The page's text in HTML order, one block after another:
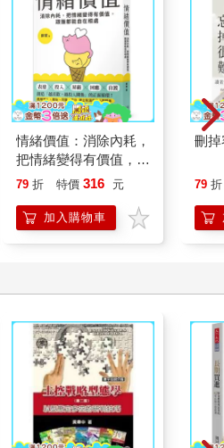
到以對方為中心，跟著對方的思
是快樂、滿足，還是憂慮、難過、
。
流，就要把對方看在眼裡、放在心
對家人和朋友做出適當的反應。當
心忡忡、悶悶不樂，而是說如果對
你最近經歷的有趣的事情。
他們的生活中發生了什麼事，然後
們找出這種情緒產生的原因。如
心情大好，就算你並非很快樂，也
情緒價值：消除內耗，
把情緒變得有價值，跟
誰都能自在相處
79 折 特價 316 元
加入購物車
刪
79 折